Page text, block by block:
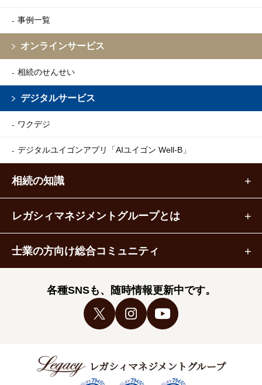
事例一覧
オンラインサービス
相続のせんせい
デジタルサービス
ワクデジ
デジタルユイゴンアプリ 「AIユイゴン Well-B」
相続の知識
レガシィマネジメントグループとは
士業の方向け総合コミュニティ
各種SNSも、随時情報更新中です。
レガシィマネジメントグループ